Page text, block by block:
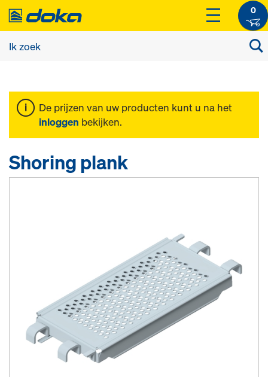
0
De prijzen van uw producten kunt u na het
inloggen bekijken.
Shoring plank